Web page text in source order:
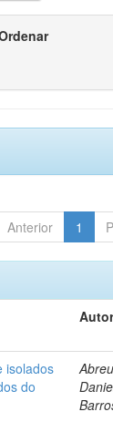
Anterior 1
isolados
do